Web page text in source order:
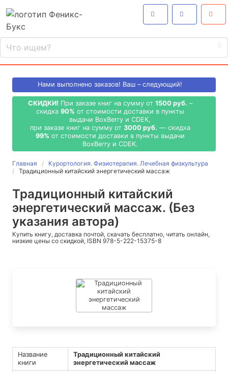
Нами выполнено заказов! Ваш – следующий!
СКИДКИ! При заказе книг на сумму от 1500 руб. –
скидка 90% от стоимости доставки в пункты
выдачи BoxBerry и CDEK,
при заказе книг на сумму от 3000 руб. — скидка
99% от стоимости доставки в пункты выдачи
BoxBerry и CDEK.
Главная
Курортология. Физиотерапия. Лечебная физкультура
Традиционный китайский энергетический массаж
Традиционный китайский
энергетический массаж. (Без
указания автора)
Купить книгу, доставка почтой, скачать бесплатно, читать онлайн,
низкие цены со скидкой, ISBN 978-5-222-15375-8
Название
книги
Традиционный китайский
энергетический массаж